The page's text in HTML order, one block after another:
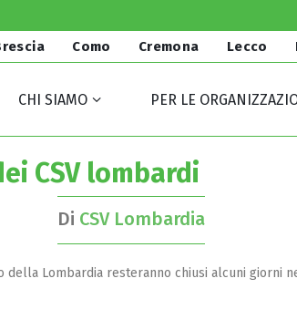
Como Cremona Lecco
CHI SIAMO PER LE
CSV lombardi
Di CSV Lombardia
Lombardia resteranno chiusi alcuni giorni